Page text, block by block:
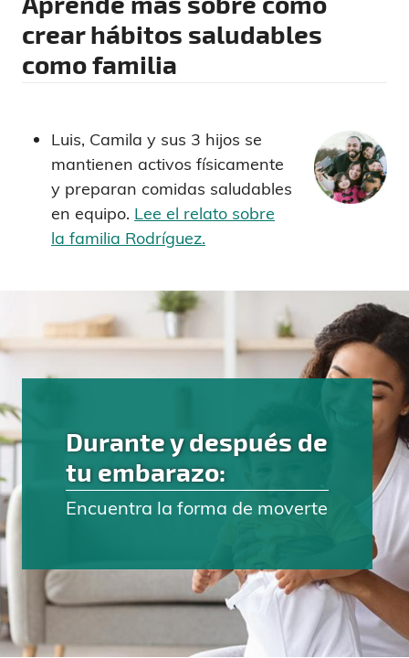
crear hábitos saludables
como familia
Luis, Camila y sus 3 hijos se
mantienen activos físicamente
y preparan comidas saludables
en equipo. Lee el relato sobre
la familia Rodríguez.
Durante y después de
tu embarazo:
Encuentra la forma de moverte